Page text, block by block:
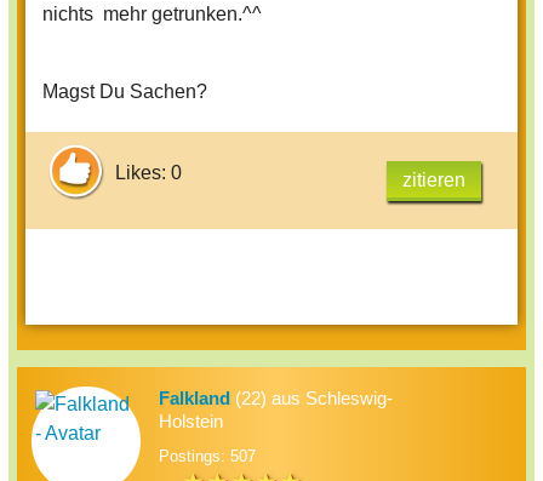
nichts mehr getrunken.^^
Magst Du Sachen?
Likes: 0 zitieren
Falkland (22) aus Schleswig-
Holstein
Postings: 507